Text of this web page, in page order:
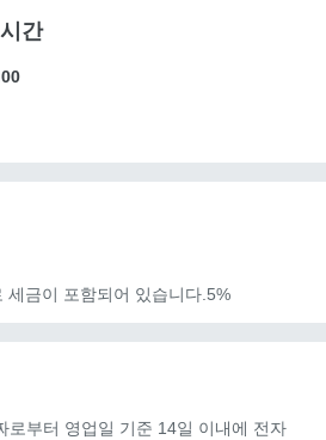
간
세금이 포함되어 있습니다.5%
로부터 영업일 기준 14일 이내에 전자